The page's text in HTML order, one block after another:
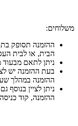
משלוחים:
הבית, או לבית
ניתן לתאם מבעוד
בעת ההזמנה יש
ההזמנה במהלך
ניתן לציין בנוסף
ההזמנה, קוד